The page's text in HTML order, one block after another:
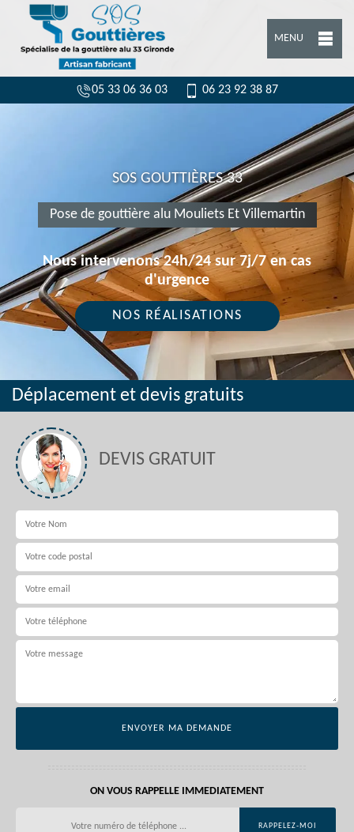
MENU
05 33 06 36 03 06 23 92 38 87
SOS GOUTTIÈRES 33
Pose de gouttière alu Mouliets Et Villemartin
Nous intervenons 24h/24 sur 7j/7 en cas
d'urgence
NOS RÉALISATIONS
Déplacement et devis gratuits
DEVIS GRATUIT
ON VOUS RAPPELLE IMMEDIATEMENT